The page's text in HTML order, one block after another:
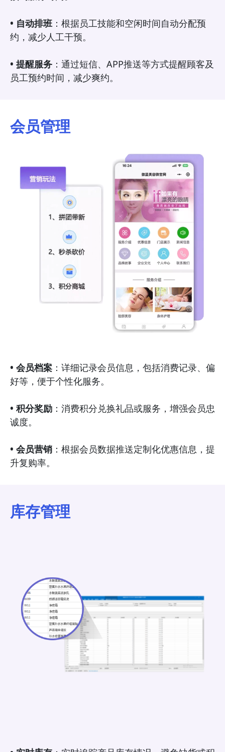
• 自动排班：根据员工技能和空闲时间自动分配预
约，减少人工干预。
• 提醒服务 ：通过短信、APP推送等方式提醒顾客及
员工预约时间，减少爽约。
会员管理
• 会员档案 ：详细记录会员信息，包括消费记录、偏
好等，便于个性化服务。
• 积分奖励 ：消费积分兑换礼品或服务，增强会员忠
诚度。
• 会员营销 ：根据会员数据推送定制化优惠信息，提
升复购率。
库存管理